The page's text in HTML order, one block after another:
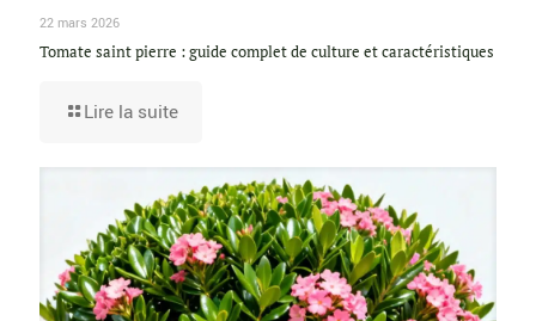
22 mars 2026
Tomate saint pierre : guide complet de culture et caractéristiques
Lire la suite